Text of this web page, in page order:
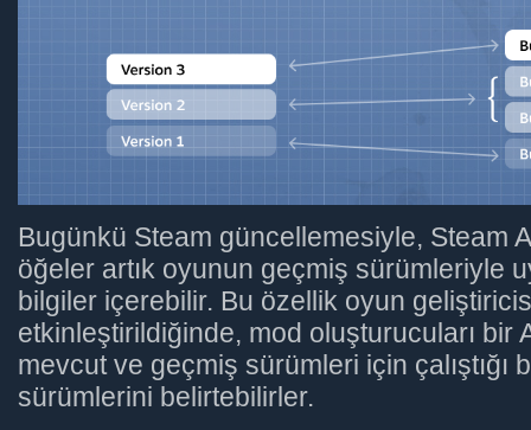
Bugünkü Steam güncellemesiyle, Steam
öğeler artık oyunun geçmiş sürümleriyle
bilgiler içerebilir. Bu özellik oyun
etkinleştirildiğinde, mod oluşturucuları bir
mevcut ve geçmiş sürümleri için çalıştığı
sürümlerini belirtebilirler.